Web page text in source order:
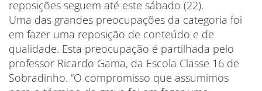
reposições seguem até este sábado (22).
Uma das grandes preocupações da categoria foi
em fazer uma reposição de conteúdo e de
qualidade. Esta preocupação é partilhada pelo
professor Ricardo Gama, da Escola Classe 16 de
Sobradinho. “O compromisso que assumimos